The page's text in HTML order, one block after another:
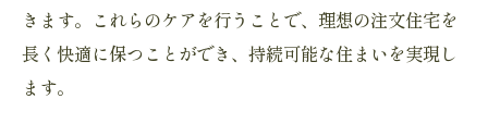
きます。これらのケアを行うことで、理想の注文住宅を
長く快適に保つことができ、持続可能な住まいを実現し
ます。